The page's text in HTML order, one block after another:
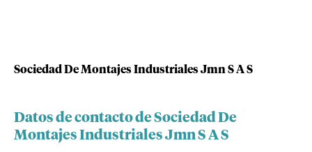
Sociedad De Montajes Industriales Jmn S A S
Datos de contacto de Sociedad De
Montajes Industriales Jmn S A S